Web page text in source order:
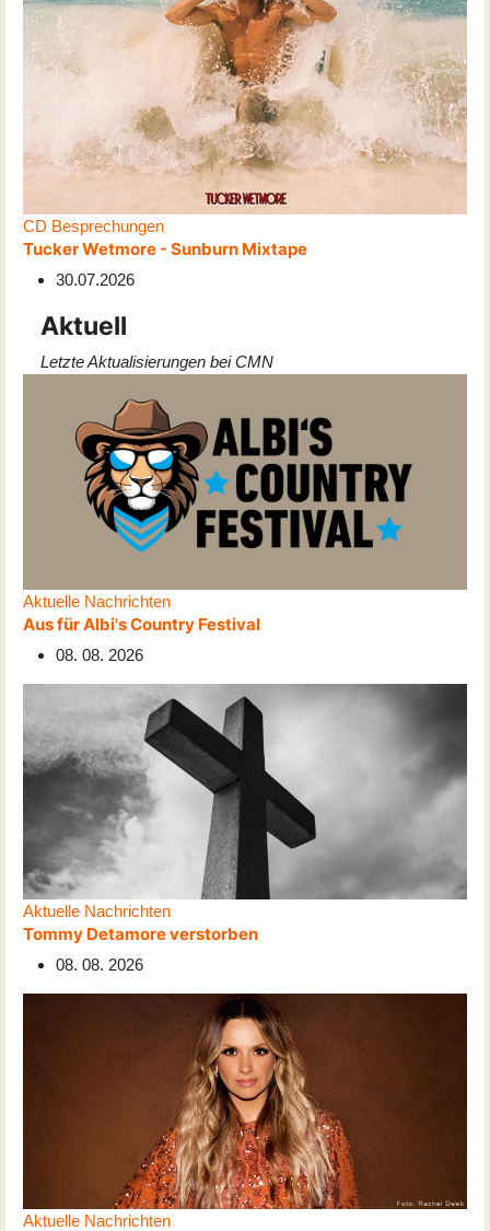
CD Besprechungen
Tucker Wetmore - Sunburn Mixtape
30.07.2026
Aktuell
Letzte Aktualisierungen bei CMN
Aktuelle Nachrichten
Aus für Albi's Country Festival
08. 08. 2026
Aktuelle Nachrichten
Tommy Detamore verstorben
08. 08. 2026
Aktuelle Nachrichten